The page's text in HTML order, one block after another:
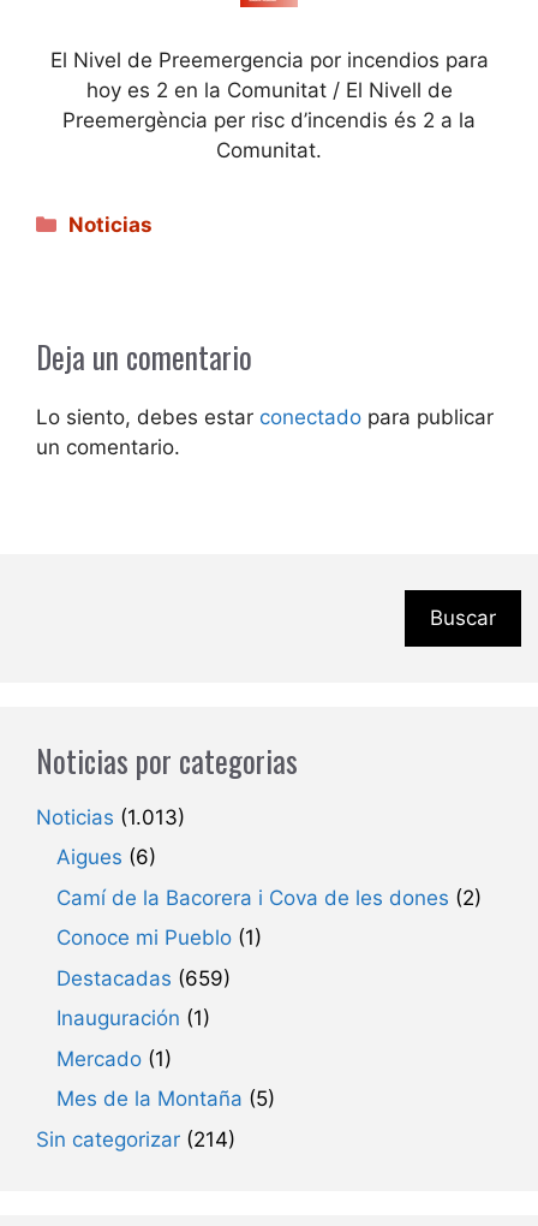
El Nivel de Preemergencia por incendios para
hoy es 2 en la Comunitat / El Nivell de
Preemergència per risc d’incendis és 2 a la
Comunitat.
Categorías
Noticias
Deja un comentario
Lo siento, debes estar conectado para publicar
un comentario.
Buscar
Noticias por categorias
Noticias (1.013)
Aigues (6)
Camí de la Bacorera i Cova de les dones (2)
Conoce mi Pueblo (1)
Destacadas (659)
Inauguración (1)
Mercado (1)
Mes de la Montaña (5)
Sin categorizar (214)